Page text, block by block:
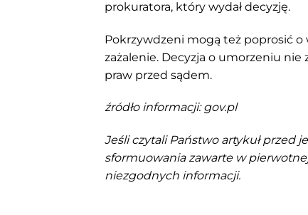
prokuratora, który wydał decyzję.
Pokrzywdzeni mogą też poprosić
zażalenie. Decyzja o umorzeniu
praw przed sądem.
źródło informacji: gov.pl
Jeśli czytali Państwo artykuł przed
sformuowania zawarte w
niezgodnych informacji.